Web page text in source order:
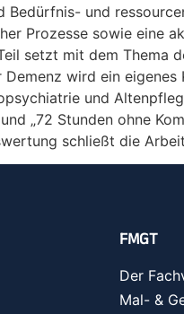
Bedürfnis- und
Prozesse sowie eine
setzt mit dem Thema
Demenz wird ein
und
„72 Stunden ohne
schließt die
FMGT
Der
Mal- &